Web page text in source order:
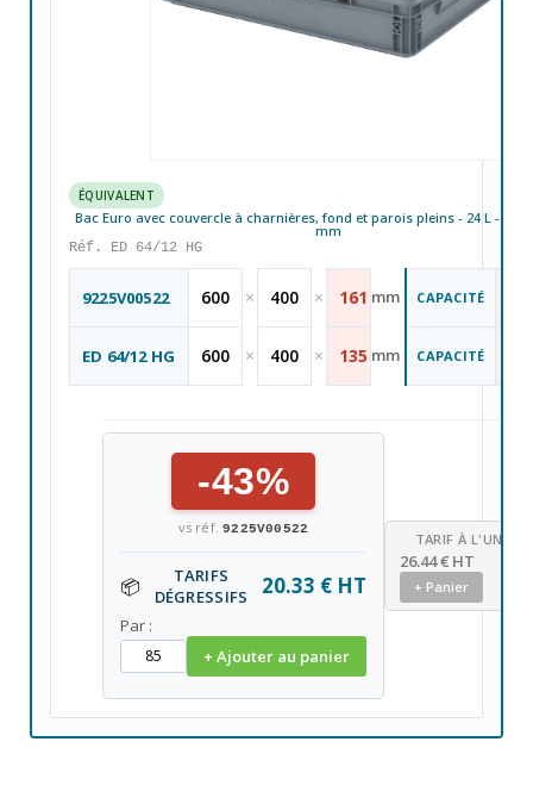
ÉQUIVALENT
Bac Euro avec couvercle à charnières, fond et parois pleins - 24 L -
mm
Réf. ED 64/12 HG
9225V00522 600 × 400 × 161 mm CAPACITÉ
ED 64/12 HG 600 × 400 × 135 mm CAPACITÉ
-43%
vs réf.9225V00522
📦
TARIFS
DÉGRESSIFS
20.33 € HT
Par :
+ Ajouter au panier
TARIF À L'UNITÉ
26.44 € HT
+ Panier